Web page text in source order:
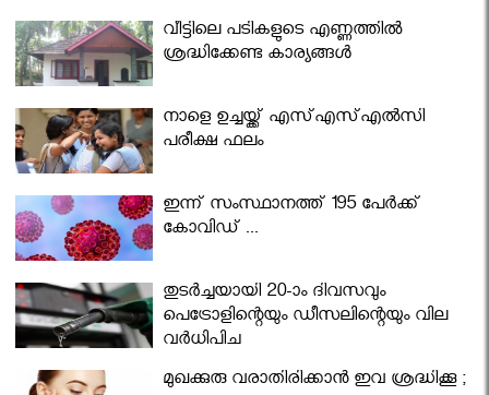
വീട്ടിലെ പടികളുടെ എണ്ണത്തിൽ
ശ്രദ്ധിക്കേണ്ട കാര്യങ്ങൾ
നാളെ ഉച്ചയ്ക്ക് എസ്എസ്എല്‍സി
പരീക്ഷ ഫലം
ഇന്ന് സംസ്ഥാനത്ത് 195 പേര്‍ക്ക്
കോവിഡ് ...
തുടർച്ചയായി 20-ാം ദിവസവും
പെട്രോളിന്റെയും ഡീസലിന്റെയും വില
വര്‍ധിപ്പിച്ചു
മുഖക്കുരു വരാതിരിക്കാന്‍ ഇവ ശ്രദ്ധിക്കൂ ;